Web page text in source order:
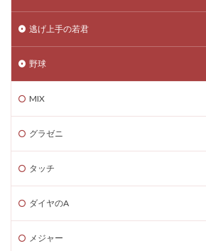
逃げ上手の若君
野球
MIX
グラゼニ
タッチ
ダイヤのA
メジャー